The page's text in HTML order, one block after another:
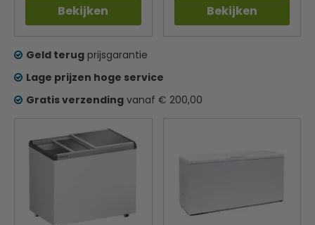
Bekijken Bekijken
Geld terug prijsgarantie
Lage prijzen hoge service
Gratis verzending vanaf € 200,00